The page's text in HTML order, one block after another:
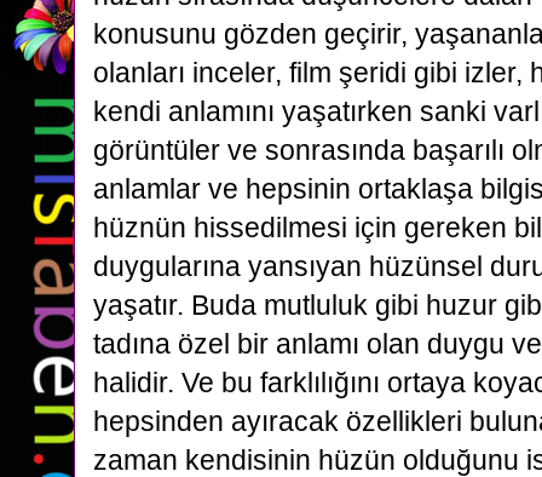
konusunu gözden geçirir,
olanları inceler, film şeridi gibi izler,
kendi anlamını yaşatırken sanki
görüntüler ve sonrasında başarılı
anlamlar ve hepsinin ortaklaşa
hüznün hissedilmesi için gereken
duygularına yansıyan hüzünsel
yaşatır. Buda mutluluk gibi huzur
tadına özel bir anlamı olan duygu
halidir. Ve bu farklılığını ortaya
hepsinden ayıracak özellikleri
zaman kendisinin hüzün olduğunu